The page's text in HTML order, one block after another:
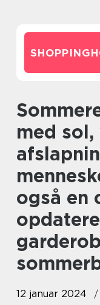
Sommeren er synonymt
med sol,
også en
12 januar 2024